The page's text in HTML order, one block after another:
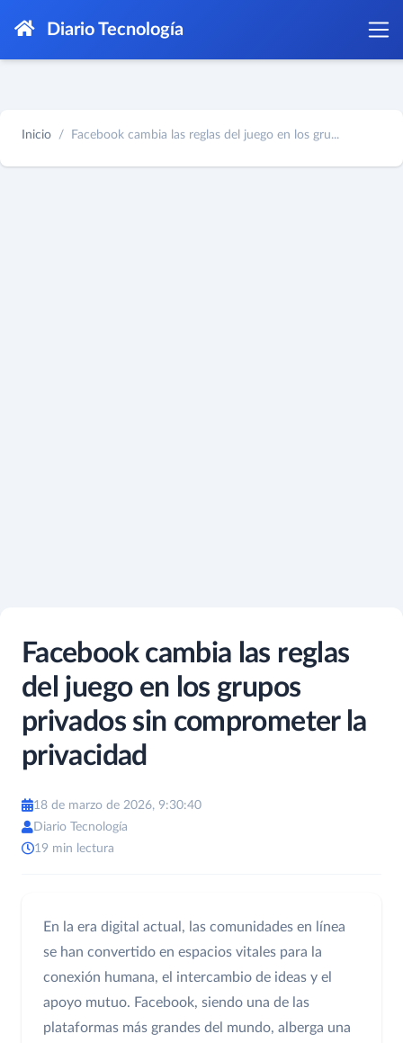
Diario Tecnología
Inicio Facebook cambia las reglas del juego en los gru...
Facebook cambia las reglas
del juego en los grupos
privados sin comprometer la
privacidad
18 de marzo de 2026, 9:30:40
Diario Tecnología
19 min lectura
En la era digital actual, las comunidades en línea
se han convertido en espacios vitales para la
conexión humana, el intercambio de ideas y el
apoyo mutuo. Facebook, siendo una de las
plataformas más grandes del mundo, alberga una